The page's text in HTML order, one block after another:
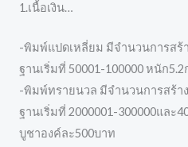
1.เนื้อเงิน…
-พิมพ์แปดเหลี่ยม มีจำนวนการสร้
ฐานเริ่มที่ 50001-100000 หนัก
-พิมพ์ทรายนวล มีจำนวนการสร้า
ฐานเริ่มที่ 2000001-300000และ
บูชาองค์ละ500บาท